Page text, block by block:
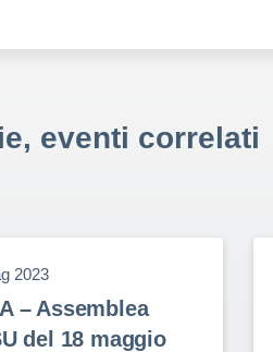
eventi correlati
2023
– Assemblea
del 18 maggio